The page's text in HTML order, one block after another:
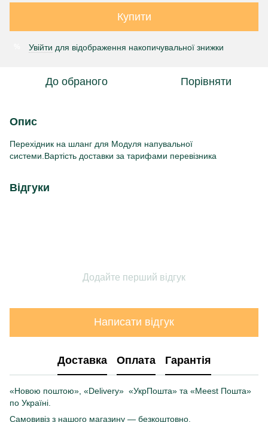
Купити
Увійти для відображення накопичувальної знижки
До обраного Порівняти
Опис
Перехідник на шланг для Модуля напувальної
системи.Вартість доставки за тарифами перевізника
Відгуки
Додайте перший відгук
Написати відгук
Доставка Оплата Гарантія
«Новою поштою», «Delivery» «УкрПошта» та «Meest Пошта»
по Україні.
Самовивіз з нашого магазину — безкоштовно.